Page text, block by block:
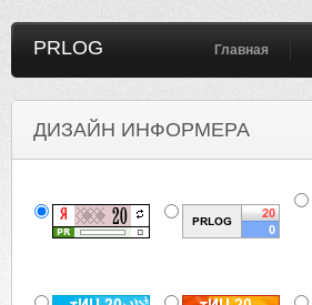
PRLOG Главная
ДИЗАЙН ИНФОРМЕРА